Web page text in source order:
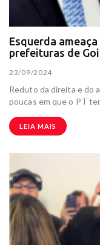
Esquerda
prefeituras de
23/09/2024
Reduto da direita e do
poucas em que o PT
LEIA MAIS